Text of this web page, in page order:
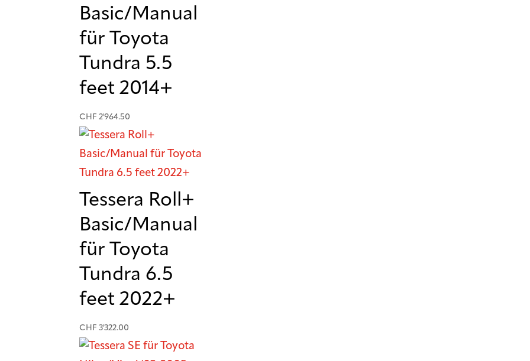
Basic/Manual
für Toyota
Tundra 5.5
feet 2014+
CHF 2'964.50
Tessera Roll+
Basic/Manual
für Toyota
Tundra 6.5
feet 2022+
CHF 3'322.00